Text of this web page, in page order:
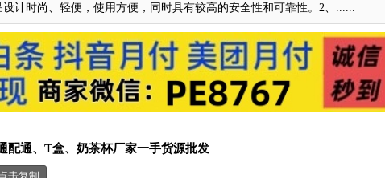
计时尚、轻便，使用方便，同时具有较高的安全性和可靠性。2、......
配通、T盒、奶茶杯厂家一手货源批发